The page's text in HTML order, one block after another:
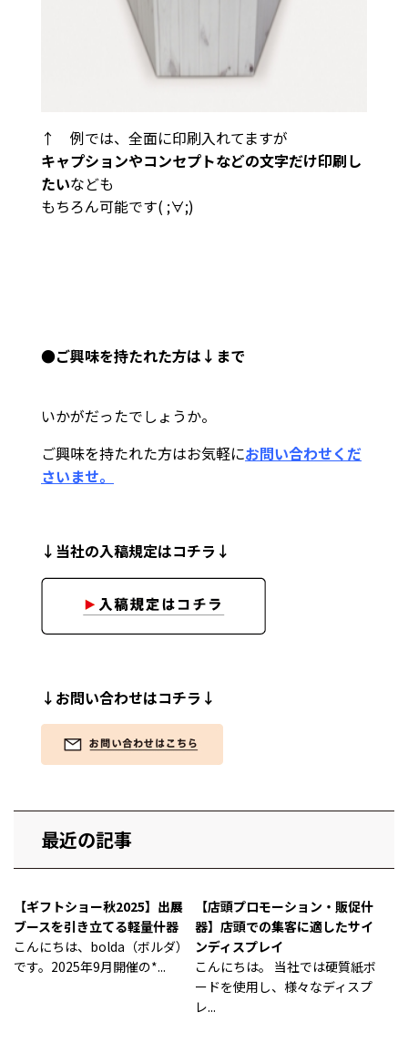
↑ 例では、全面に印刷入れてますが
キャプションやコンセプトなどの文字だけ印刷し
たいなども
もちろん可能です( ;∀;)
●ご興味を持たれた方は↓まで
いかがだったでしょうか。
ご興味を持たれた方はお気軽にお問い合わせくだ
さいませ。
↓当社の入稿規定はコチラ↓
↓お問い合わせはコチラ↓
最近の記事
【ギフトショー秋2025】出展
ブースを引き立てる軽量什器
こんにちは、bolda（ボルダ）
です。2025年9月開催の*...
【店頭プロモーション・販促什
器】店頭での集客に適したサイ
ンディスプレイ
こんにちは。 当社では硬質紙ボ
ードを使用し、様々なディスプ
レ...